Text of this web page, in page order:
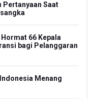
Pertanyaan Saat
66 Kepala
bagi Pelanggaran
Menang